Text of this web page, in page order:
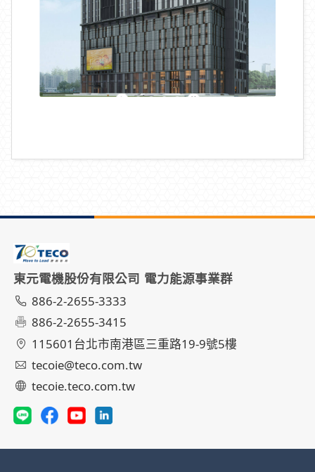
東元電機股份有限公司 電力能源事業群
886-2-2655-3333
886-2-2655-3415
115601台北市南港區三重路19-9號5樓
tecoie@teco.com.tw
tecoie.teco.com.tw